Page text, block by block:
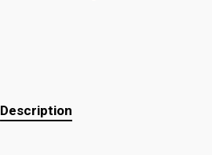
Description